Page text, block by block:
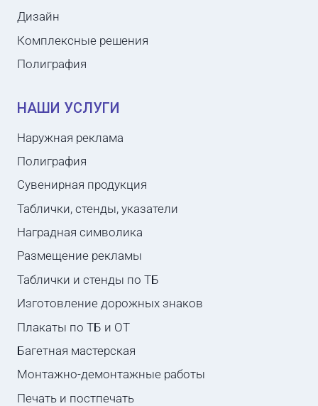
Дизайн
Комплексные решения
Полиграфия
НАШИ УСЛУГИ
Наружная реклама
Полиграфия
Сувенирная продукция
Таблички, стенды, указатели
Наградная символика
Размещение рекламы
Таблички и стенды по ТБ
Изготовление дорожных знаков
Плакаты по ТБ и ОТ
Багетная мастерская
Монтажно-демонтажные работы
Печать и постпечать